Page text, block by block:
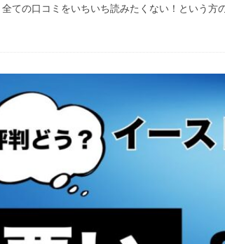
全ての口コミをいちいち読みたくない！という方